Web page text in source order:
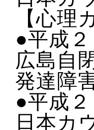
【心理
●平成
広島自
発達障
●平成２
日本カ